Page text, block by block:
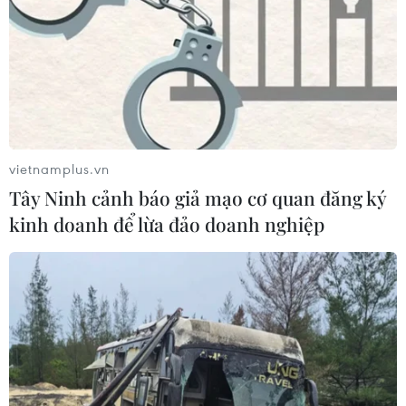
03/08/2026 13:04
Xem trực tiếp Indonesia-Việt Nam tại
ASEAN Cup 2026 trên kênh nào?
Đội tuyển Việt Nam đặt mục
tiêu 3 điểm, cảnh báo Indonesia
trước giờ G
03/08/2026 07:39
ASEAN Cup 2026: Indonesia tổn thất
lực lượng trước trận quyết đấu tuyển
Việt Nam
vietnamplus.vn
Tây Ninh cảnh báo giả mạo cơ quan đăng ký
kinh doanh để lừa đảo doanh nghiệp